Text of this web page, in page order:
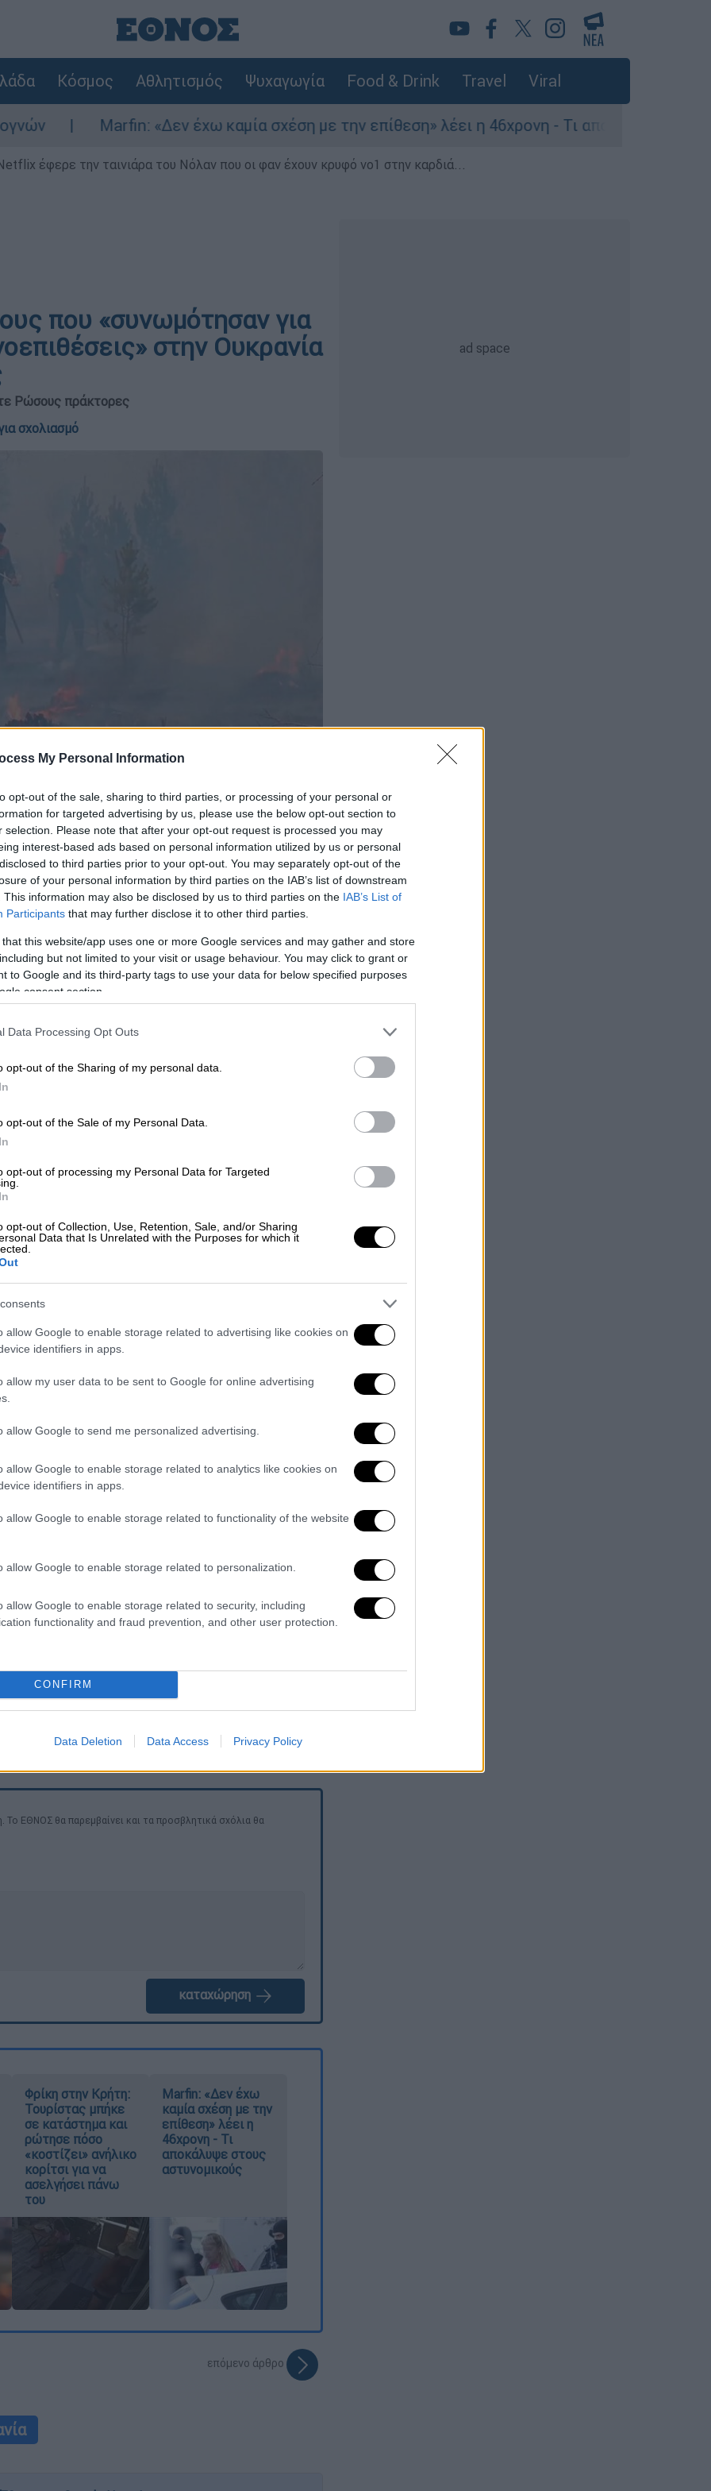
My Personal Information
opt-out of the sale, sharing to third parties, or processing of your personal or
for targeted advertising by us, please use the below opt-out section to
selection. Please note that after your opt-out request is processed you may
interest-based ads based on personal information utilized by us or personal
to third parties prior to your opt-out. You may separately opt-out of the
of your personal information by third parties on the IAB’s list of downstream
This information may also be disclosed by us to third parties on the IAB’s List of
Participants that may further disclose it to other third parties.
that this website/app uses one or more Google services and may gather and store
but not limited to your visit or usage behaviour. You may click to grant or
to Google and its third-party tags to use your data for below specified purposes
consent section.
Data Processing Opt Outs
opt-out of the Sharing of my personal data.
opt-out of the Sale of my Personal Data.
opt-out of processing my Personal Data for Targeted
opt-out of Collection, Use, Retention, Sale, and/or Sharing
Data that Is Unrelated with the Purposes for which it
allow Google to enable storage related to advertising like cookies on
identifiers in apps.
allow my user data to be sent to Google for online advertising
allow Google to send me personalized advertising.
allow Google to enable storage related to analytics like cookies on
identifiers in apps.
allow Google to enable storage related to functionality of the website
allow Google to enable storage related to personalization.
allow Google to enable storage related to security, including
functionality and fraud prevention, and other user protection.
CONFIRM
Data Deletion Data Access Privacy Policy
Κόσμος Αθλητισμός Ψυχαγωγία Food & Drink Travel Viral
Marfin: «Δεν έχω καμία σχέση με την επίθεση» λέει η 46χρονη - Τι αποκάλυψε στους
έφερε την ταινιάρα του Νόλαν που οι φαν έχουν κρυφό νο1 στην καρδιά...
που «συνωμότησαν για
στην Ουκρανία
Ρώσους πράκτορες
σχολιασμό
το ΕΘΝΟΣ στη Google
για να εξαπολύσουν
τους συμμάχους της.
δόθηκεσήμεραστη δημοσιότητα, το
ότι μια μονάδα της υπηρεσίας
διεξήγαγε «μεγάλης κλίμακας
από την εισβολή της Ρωσίας στην
άνοιξε πυρ σε σχολείο στην
προϋπολογισμό απέναντι στη
τον Ιούνιο στο Περιφερειακό
μόνο ένας ύποπτος, ο Άμιν Στίγκαλ. Ο
με την GRU για να εξαπολύει
υπολογιστών στην Ουκρανία και σε
δίκτυο μιας μη κατονομαζόμενης
κυρώσεις σε πολλούς Ρώσους
και η κρατική τηλεόραση RT, με την
εκλογές. Νωρίτερα σήμερα το
ασκήθηκαν διώξεις στον Ρώσο
του για ξέπλυμα βρόμικου χρήματος
η αποκαλούμενη «Μονάδα 29155»,
Η Μονάδα 29155, την οποία
ομάδα τηςGRUη οποία αναλαμβάνει
δολοφονίες εκτός της Ρωσίας,
μίλησαν στο πρακτορείο Reuters.
ΕΘΝΟΣ θα παρεμβαίνει και τα προσβλητικά σχόλια θα
καταχώρηση
Φρίκη στην Κρήτη:
Τουρίστας μπήκε
σε κατάστημα και
ρώτησε πόσο
«κοστίζει» ανήλικο
κορίτσι για να
ασελγήσει πάνω
του
Marfin: «Δεν έχω
καμία σχέση με την
επίθεση» λέει η
46χρονη - Τι
αποκάλυψε στους
αστυνομικούς
επόμενο άρθρο